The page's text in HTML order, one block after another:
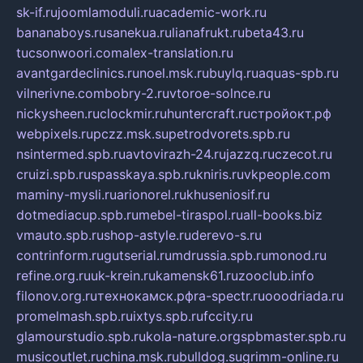
sk-if.rujoomlamoduli.ruacademic-work.ru
bananaboys.rusanekua.rulianafrukt.rubeta43.ru
tucsonwoori.comalex-translation.ru
avantgardeclinics.runoel.msk.rubuylq.ruaquas-spb.ru
vilnerivne.combobry-2.ruvtoroe-solnce.ru
nickysheen.ruclockmir.ruhuntercraft.ruстройокт.рф
webpixels.rupczz.msk.supetrodvorets.spb.ru
nsintermed.spb.ruavtovirazh-24.rujazzq.ruczecot.ru
cruizi.spb.ruspasskaya.spb.rukniris.ruvkpeople.com
maminy-mysli.ruarionorel.rukhuseniosif.ru
dotmediacup.spb.rumebel-tiraspol.ruall-books.biz
vmauto.spb.rushop-astyle.ruderevo-s.ru
contrinform.rugutserial.rumdrussia.spb.rumonod.ru
refine.org.ruuk-krein.rukamensk61.ruzooclub.info
filonov.org.ruтехнокамск.рфra-spectr.ruooodriada.ru
promelmash.spb.ruixtys.spb.rufccity.ru
glamourstudio.spb.rukola-nature.orgspbmaster.spb.ru
musicoutlet.ruchina.msk.rubulldog.sugrimm-online.ru